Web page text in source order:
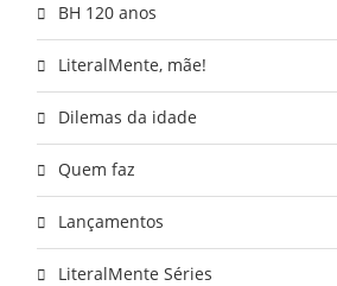
BH 120 anos
LiteralMente, mãe!
Dilemas da idade
Quem faz
Lançamentos
LiteralMente Séries